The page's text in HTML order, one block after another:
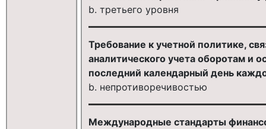
b. третьего уровня
Требование к учетной политике,
аналитического учета оборотам и
последний календарный день
b. непротиворечивостью
Международные стандарты